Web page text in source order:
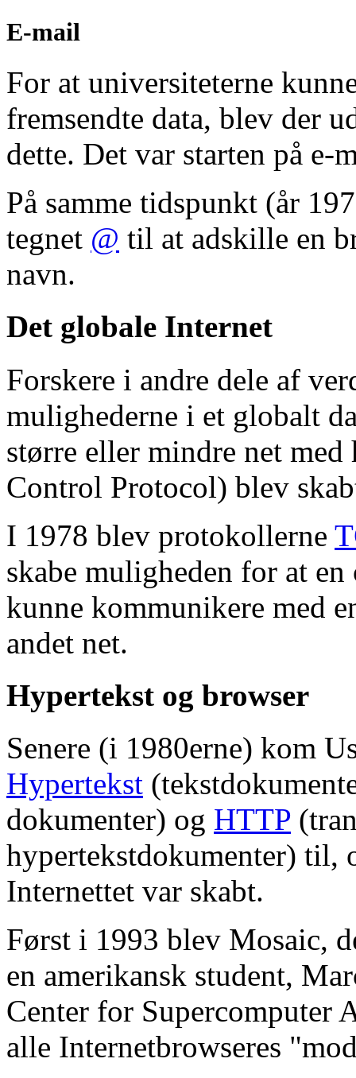
E-mail
For at universiteterne
fremsendte data, blev der
dette. Det var starten på e-
På samme tidspunkt (år
tegnet @ til at adskille en
navn.
Det globale Internet
Forskere i andre dele af
mulighederne i et globalt
større eller mindre net
Control Protocol) blev
I 1978 blev protokollerne
skabe muligheden for at
kunne kommunikere med
andet net.
Hypertekst og browser
Senere (i 1980erne) kom
Hypertekst
dokumenter) og HTTP
hypertekstdokumenter) til,
Internettet var skabt.
Først i 1993 blev Mosaic,
en amerikansk student,
Center for Supercomputer
alle Internetbrowseres